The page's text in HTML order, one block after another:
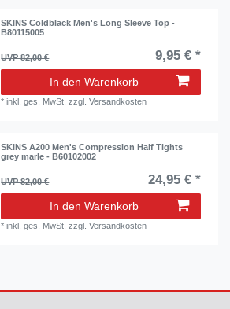
SKINS Coldblack Men's Long Sleeve Top -
B80115005
UVP 82,00 € 9,95 € *
In den Warenkorb
*inkl. ges. MwSt. zzgl.Versandkosten
SKINS A200 Men's Compression Half Tights
grey marle - B60102002
UVP 82,00 € 24,95 € *
In den Warenkorb
*inkl. ges. MwSt. zzgl.Versandkosten